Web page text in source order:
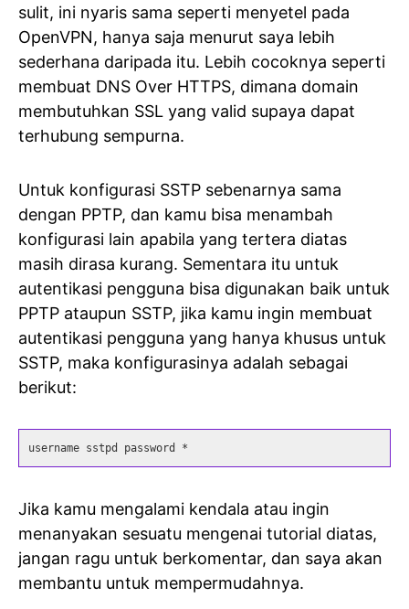
sulit, ini nyaris sama seperti menyetel pada
OpenVPN, hanya saja menurut saya lebih
sederhana daripada itu. Lebih cocoknya seperti
membuat DNS Over HTTPS, dimana domain
membutuhkan SSL yang valid supaya dapat
terhubung sempurna.
Untuk konfigurasi SSTP sebenarnya sama
dengan PPTP, dan kamu bisa menambah
konfigurasi lain apabila yang tertera diatas
masih dirasa kurang. Sementara itu untuk
autentikasi pengguna bisa digunakan baik untuk
PPTP ataupun SSTP, jika kamu ingin membuat
autentikasi pengguna yang hanya khusus untuk
SSTP, maka konfigurasinya adalah sebagai
berikut:
username sstpd password *
Jika kamu mengalami kendala atau ingin
menanyakan sesuatu mengenai tutorial diatas,
jangan ragu untuk berkomentar, dan saya akan
membantu untuk mempermudahnya.